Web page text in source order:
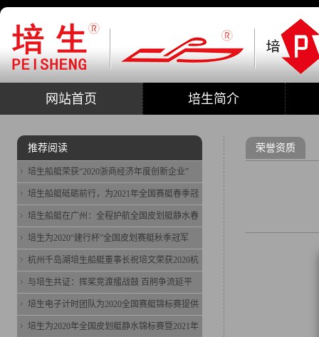
网站首页 培生简介
荣誉资质
推荐阅读
培生船艇荣获“2020浙商经济年度创新企业”
培生船艇砥砺前行，为2021年全国赛艇春季冠
培生船艇在广州：全程护航全国皮划艇静水春
培生为2020“建行杯”全国皮划赛艇秋季冠军
杭州千岛湖培生船艇董事长祝培文荣获2020杭
与培生共证：挥桨竞渡擂战鼓 百舸争流延平
培生电子计时团队为2020全国赛艇锦标赛提供
培生为2020年全国皮划艇静水锦标赛暨2021年